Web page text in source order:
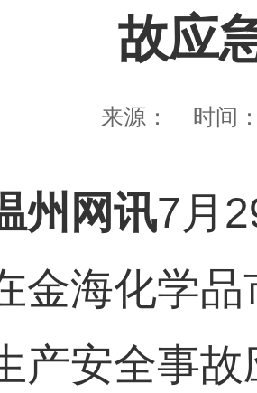
故应
来源： 时间
州网讯7月
金海化学
产安全事